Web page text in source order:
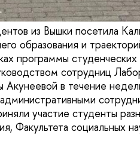
из Вышки посетила
образования и
программы студенческих
сотрудниц
Акунеевой в течение
участие студенты
Факультета социальных